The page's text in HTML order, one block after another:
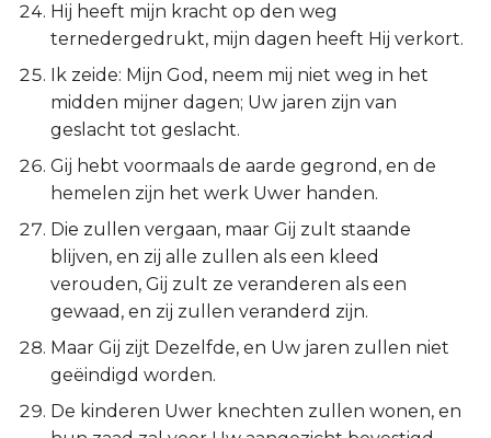
Hij heeft mijn kracht op den weg
ternedergedrukt, mijn dagen heeft Hij verkort.
Ik zeide: Mijn God, neem mij niet weg in het
midden mijner dagen; Uw jaren zijn van
geslacht tot geslacht.
Gij hebt voormaals de aarde gegrond, en de
hemelen zijn het werk Uwer handen.
Die zullen vergaan, maar Gij zult staande
blijven, en zij alle zullen als een kleed
verouden, Gij zult ze veranderen als een
gewaad, en zij zullen veranderd zijn.
Maar Gij zijt Dezelfde, en Uw jaren zullen niet
geëindigd worden.
De kinderen Uwer knechten zullen wonen, en